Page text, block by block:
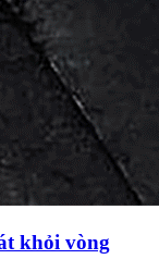
khỏi vòng